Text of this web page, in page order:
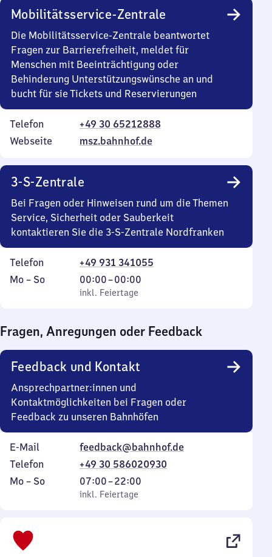
Mobilitätsservice-Zentrale
Die Mobilitätsservice-Zentrale beantwortet
Fragen zur Barrierefreiheit, meldet für
Menschen mit Beeinträchtigung oder
Behinderung Unterstützungswünsche an und
bucht für sie Tickets und Reservierungen
Telefon
+49 30 65212888
Webseite
msz.bahnhof.de
3-S-Zentrale
Bei Fragen oder Hinweisen rund um die Themen
Service, Sicherheit oder Sauberkeit
kontaktieren Sie die 3-S-Zentrale Nordfranken
Telefon
+49 931 341055
Montag
Mo – So,
inkl. Feiertage
00:00–00:00
Von
0
0
Uhr
inkl. Feiertage
Fragen, Anregungen oder Feedback
Feedback und Kontakt
Ansprechpartner:innen und
Kontaktmöglichkeiten bei Fragen oder
Feedback zu unseren Bahnhöfen
E-Mail
feedback@bahnhof.de
Telefon
+49 30 586020930
Montag
Mo – So,
inkl. Feiertage
07:00–22:00
Von
7
inkl. Feiertage